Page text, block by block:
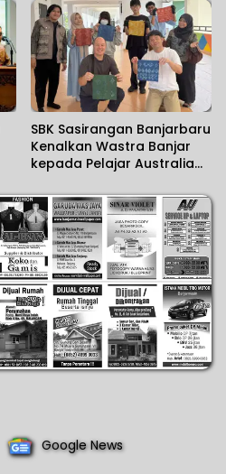
SBK Sasirangan Banjarbaru
Kenalkan Wastra Banjar
kepada Pelajar Australia
Google News